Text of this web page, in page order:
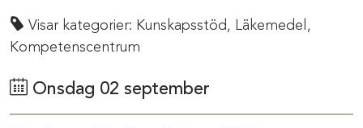
Visar kategorier: Kunskapsstöd, Läkemedel,
Kompetenscentrum
Onsdag 02 september